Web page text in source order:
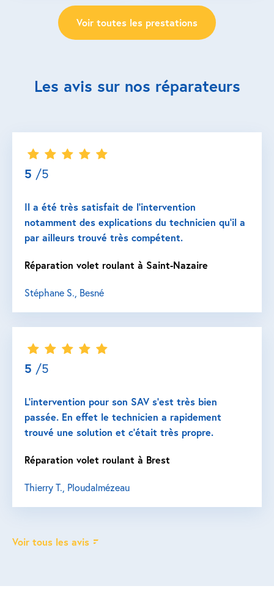
Voir toutes les prestations
Les avis sur nos réparateurs
5 /5
Il a été très satisfait de l’intervention
notamment des explications du technicien qu’il a
par ailleurs trouvé très compétent.
Réparation volet roulant à Saint-Nazaire
Stéphane S., Besné
5 /5
L’intervention pour son SAV s’est très bien
passée. En effet le technicien a rapidement
trouvé une solution et c’était très propre.
Réparation volet roulant à Brest
Thierry T., Ploudalmézeau
Voir tous les avis